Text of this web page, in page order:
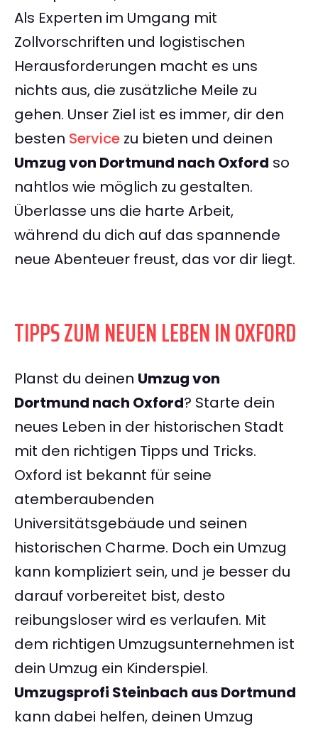
Als Experten im Umgang mit
Zollvorschriften und logistischen
Herausforderungen macht es uns
nichts aus, die zusätzliche Meile zu
gehen. Unser Ziel ist es immer, dir den
besten Service zu bieten und deinen
Umzug von Dortmund nach Oxford so
nahtlos wie möglich zu gestalten.
Überlasse uns die harte Arbeit,
während du dich auf das spannende
neue Abenteuer freust, das vor dir liegt.
TIPPS ZUM NEUEN LEBEN IN OXFORD
Planst du deinen Umzug von
Dortmund nach Oxford? Starte dein
neues Leben in der historischen Stadt
mit den richtigen Tipps und Tricks.
Oxford ist bekannt für seine
atemberaubenden
Universitätsgebäude und seinen
historischen Charme. Doch ein Umzug
kann kompliziert sein, und je besser du
darauf vorbereitet bist, desto
reibungsloser wird es verlaufen. Mit
dem richtigen Umzugsunternehmen ist
dein Umzug ein Kinderspiel.
Umzugsprofi Steinbach aus Dortmund
kann dabei helfen, deinen Umzug